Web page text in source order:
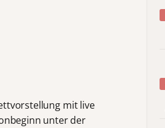
mit live
unter der